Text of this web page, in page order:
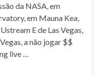
da NASA, em
em Mauna Kea,
E de Las Vegas,
a não jogar $$
live …